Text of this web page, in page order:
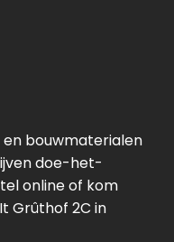
bouwmaterialen
doe-het-
online of kom
Grûthof 2C in